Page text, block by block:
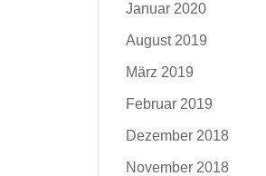
Januar 2020
August 2019
März 2019
Februar 2019
Dezember 2018
November 2018